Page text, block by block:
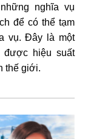
nghĩa vụ
để có thể tạm
vụ. Đây là một
được hiệu suất
thế giới.